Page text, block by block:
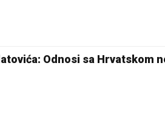
Odnosi sa Hrvatskom